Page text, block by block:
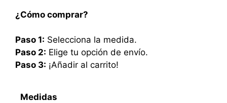
¿Cómo comprar?
Paso 1: Selecciona la medida.
Paso 2: Elige tu opción de envío.
Paso 3: ¡Añadir al carrito!
Medidas